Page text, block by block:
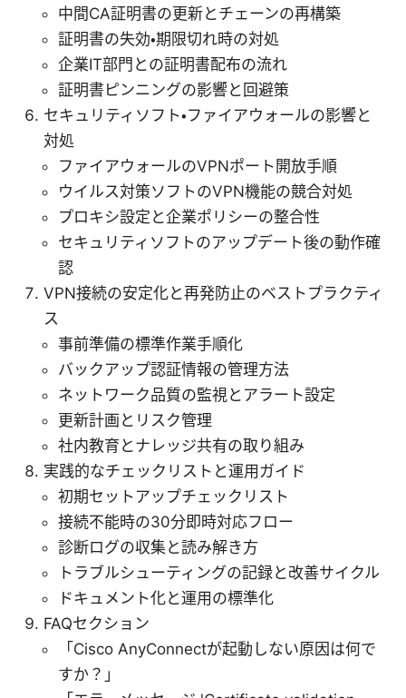
中間CA証明書の更新とチェーンの再構築
証明書の失効・期限切れ時の対処
企業IT部門との証明書配布の流れ
証明書ピンニングの影響と回避策
セキュリティソフト・ファイアウォールの影響と
対処
ファイアウォールのVPNポート開放手順
ウイルス対策ソフトのVPN機能の競合対処
プロキシ設定と企業ポリシーの整合性
セキュリティソフトのアップデート後の動作確
認
VPN接続の安定化と再発防止のベストプラクティ
ス
事前準備の標準作業手順化
バックアップ認証情報の管理方法
ネットワーク品質の監視とアラート設定
更新計画とリスク管理
社内教育とナレッジ共有の取り組み
実践的なチェックリストと運用ガイド
初期セットアップチェックリスト
接続不能時の30分即時対応フロー
診断ログの収集と読み解き方
トラブルシューティングの記録と改善サイクル
ドキュメント化と運用の標準化
FAQセクション
「Cisco AnyConnectが起動しない原因は何で
すか？」